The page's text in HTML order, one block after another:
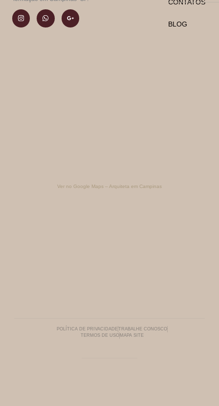
CONTATOS
BLOG
Ver no Google Maps – Arquiteta em Campinas
POLÍTICA DE PRIVACIDADE TRABALHE CONOSCO
TERMOS DE USO MAPA SITE